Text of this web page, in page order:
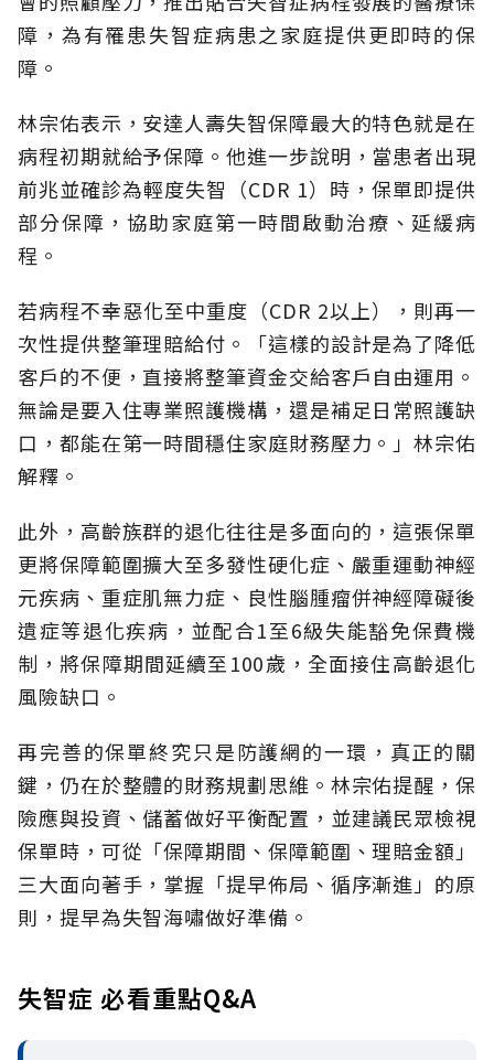
障，為有罹患失智症病患之家庭提供更即時的保
障。
林宗佑表示，安達人壽失智保障最大的特色就是在
病程初期就給予保障。他進一步說明，當患者出現
前兆並確診為輕度失智（CDR 1）時，保單即提供
部分保障，協助家庭第一時間啟動治療、延緩病
程。
若病程不幸惡化至中重度（CDR 2以上），則再一
次性提供整筆理賠給付。「這樣的設計是為了降低
客戶的不便，直接將整筆資金交給客戶自由運用。
無論是要入住專業照護機構，還是補足日常照護缺
口，都能在第一時間穩住家庭財務壓力。」林宗佑
解釋。
此外，高齡族群的退化往往是多面向的，這張保單
更將保障範圍擴大至多發性硬化症、嚴重運動神經
元疾病、重症肌無力症、良性腦腫瘤併神經障礙後
遺症等退化疾病，並配合1至6級失能豁免保費機
制，將保障期間延續至100歲，全面接住高齡退化
風險缺口。
再完善的保單終究只是防護網的一環，真正的關
鍵，仍在於整體的財務規劃思維。 林宗佑提醒，保
險應與投資、儲蓄做好平衡配置，並建議民眾檢視
保單時，可從「保障期間、保障範圍、理賠金額」
三大面向著手，掌握「提早佈局、循序漸進」的原
則，提早為失智海嘯做好準備。
失智症 必看重點Q&A